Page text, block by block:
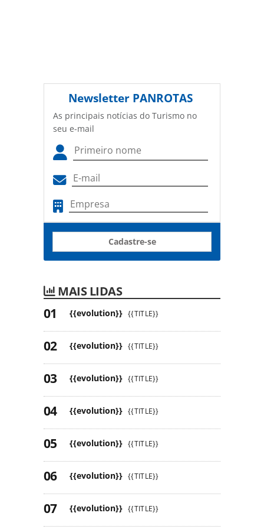
Newsletter PANROTAS
As principais notícias do Turismo no
seu e-mail
Cadastre-se
MAIS LIDAS
{{evolution}} {{TITLE}}
{{evolution}} {{TITLE}}
{{evolution}} {{TITLE}}
{{evolution}} {{TITLE}}
{{evolution}} {{TITLE}}
{{evolution}} {{TITLE}}
{{evolution}} {{TITLE}}